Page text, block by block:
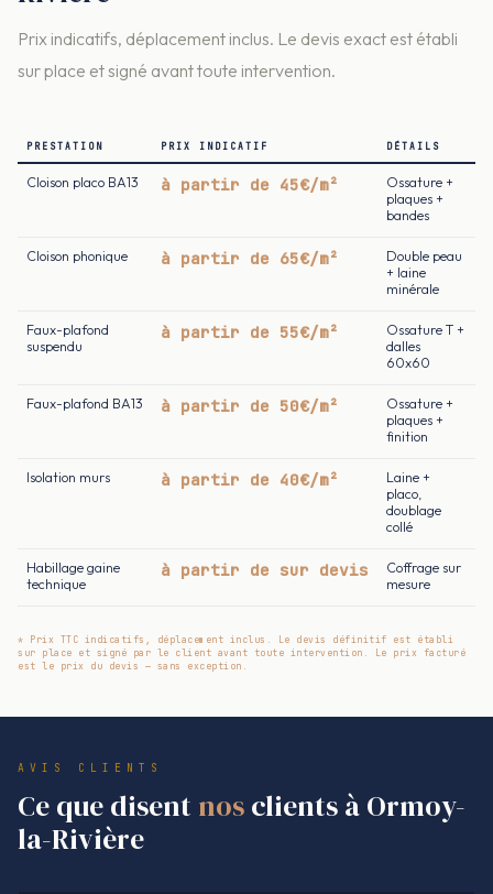
Prix indicatifs, déplacement inclus. Le devis exact est établi
sur place et signé avant toute intervention.
PRESTATION PRIX INDICATIF DÉTAILS
Cloison placo BA13 à partir de 45€/m²
Ossature +
plaques +
bandes
Cloison phonique à partir de 65€/m²
Double peau
+ laine
minérale
Faux-plafond
suspendu
à partir de 55€/m²
Ossature T +
dalles
60x60
Faux-plafond BA13 à partir de 50€/m²
Ossature +
plaques +
finition
Isolation murs à partir de 40€/m²
Laine +
placo,
doublage
collé
Habillage gaine
technique
à partir de sur devis
Coffrage sur
mesure
* Prix TTC indicatifs, déplacement inclus. Le devis définitif est établi
sur place et signé par le client avant toute intervention. Le prix facturé
est le prix du devis — sans exception.
AVIS CLIENTS
Ce que disent nosclients à Ormoy-
la-Rivière